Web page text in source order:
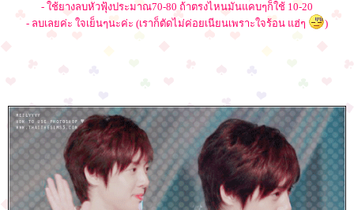
- ใช้ยางลบหัวฟุ้งประมาณ70-80 ถ้าตรงไหนมันแคบๆก็ใช้ 10-20
- ลบเลยค่ะ ใจเย็นๆนะค่ะ (เราก็ตัดไม่ค่อยเนียนเพราะใจร้อน แฮ่ๆ
)